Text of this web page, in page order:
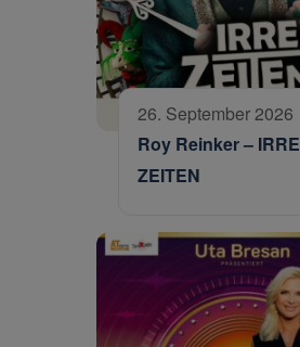
26. September 2026
Roy Reinker – IRRE
ZEITEN